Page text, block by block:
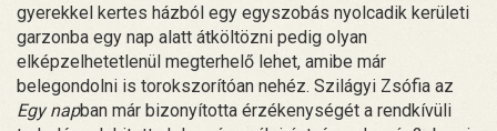
gyerekkel kertes házból egy egyszobás nyolcadik kerületi
garzonba egy nap alatt átköltözni pedig olyan
elképzelhetetlenül megterhelő lehet, amibe már
belegondolni is torokszorítóan nehéz. Szilágyi Zsófia az
Egy napban már bizonyította érzékenységét a rendkívüli